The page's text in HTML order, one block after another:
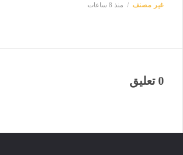
غير مصنف منذ 8 ساعات
0 تعليق